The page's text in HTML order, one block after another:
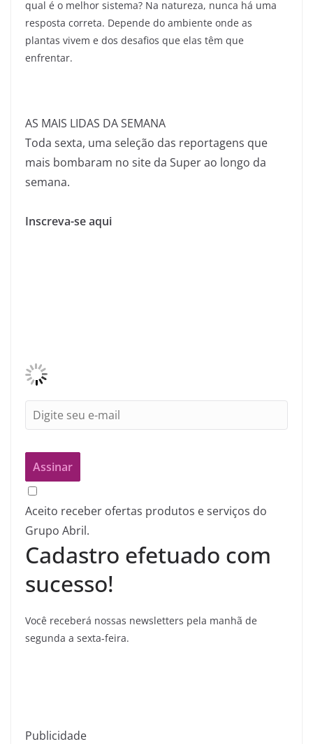
qual é o melhor sistema? Na natureza, nunca há uma
resposta correta. Depende do ambiente onde as
plantas vivem e dos desafios que elas têm que
enfrentar.
AS MAIS LIDAS DA SEMANA
Toda sexta, uma seleção das reportagens que
mais bombaram no site da Super ao longo da
semana.
Inscreva-se aqui
Aceito receber ofertas produtos e serviços do
Grupo Abril.
Cadastro efetuado com
sucesso!
Você receberá nossas newsletters pela manhã de
segunda a sexta-feira.
Publicidade